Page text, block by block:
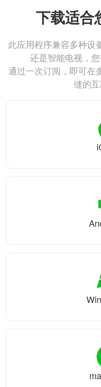
下载适合
此应用程序兼容多种设
还是智能电视，您
通过一次订阅，即可在
缝的互